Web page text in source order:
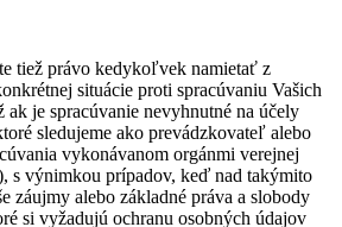
tiež právo kedykoľvek namietať z
situácie proti spracúvaniu Vašich
ak je spracúvanie nevyhnutné na účely
sledujeme ako prevádzkovateľ alebo
vykonávanom orgánmi verejnej
s výnimkou prípadov, keď nad takýmito
záujmy alebo základné práva a slobody
si vyžadujú ochranu osobných údajov